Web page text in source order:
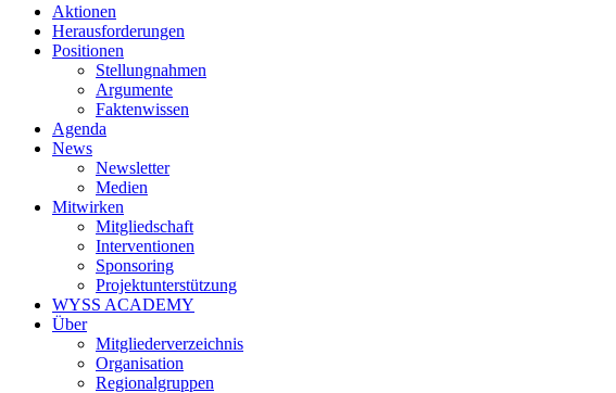
Aktionen
Herausforderungen
Positionen
Stellungnahmen
Argumente
Faktenwissen
Agenda
News
Newsletter
Medien
Mitwirken
Mitgliedschaft
Interventionen
Sponsoring
Projektunterstützung
WYSS ACADEMY
Über
Mitgliederverzeichnis
Organisation
Regionalgruppen